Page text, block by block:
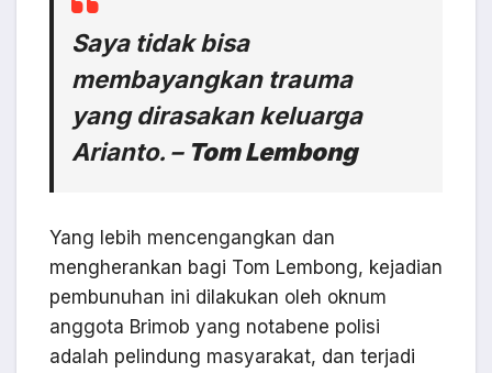
Saya tidak bisa
membayangkan trauma
yang dirasakan keluarga
Arianto. – Tom Lembong
Yang lebih mencengangkan dan
mengherankan bagi Tom Lembong, kejadian
pembunuhan ini dilakukan oleh oknum
anggota Brimob yang notabene polisi
adalah pelindung masyarakat, dan terjadi